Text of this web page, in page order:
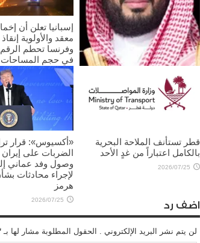
ولي العهد السعودي يؤكد
للرئيس الأميركي ضرورة تغليب
الحوار لخفض التصعيد
إسبانيا تعلن أن
معقد والأولوية إنقاذ
وفرنسا تحطم
في حجم المساحات
2026/07/25
قطر تستأنف الملاحة البحرية
بالكامل اعتباراً من غدٍ الأحد
2026/07/25
«أكسيوس»: قرار
الضربات على إيران
وصول وفد عماني
لإجراء محادثات
هرمز
2026/07/25 اضف رد
لن يتم نشر البريد الإلكتروني . الحقول المطلوبة مشار لها بـ